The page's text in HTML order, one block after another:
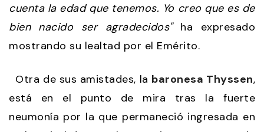
cuenta la edad que tenemos. Yo creo que es de
bien nacido ser agradecidos"ha expresado
mostrando su lealtad por el Emérito.
Otra de sus amistades, la baronesa Thyssen,
está en el punto de mira tras la fuerte
neumonía por la que permaneció ingresada en